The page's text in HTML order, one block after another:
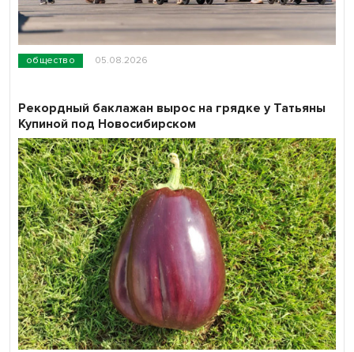
общество 05.08.2026
Рекордный баклажан вырос на грядке у Татьяны
Купиной под Новосибирском